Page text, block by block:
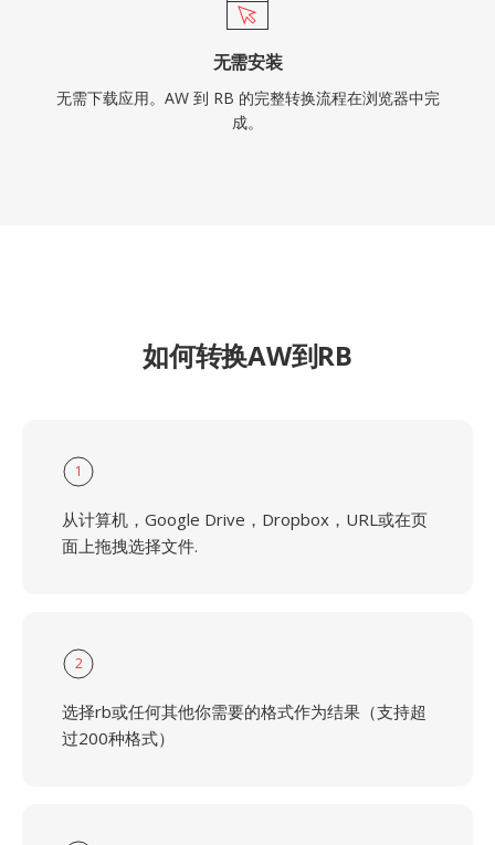
无需安装
无需下载应用。AW 到 RB 的完整转换流程在浏览器中完
成。
如何转换AW到RB
1
从计算机，Google Drive，Dropbox，URL或在页
面上拖拽选择文件.
2
选择rb或任何其他你需要的格式作为结果（支持超
过200种格式）